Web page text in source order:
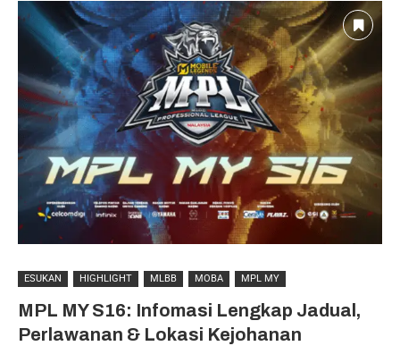
ESUKAN HIGHLIGHT MLBB MOBA MPL MY
MPL MY S16: Infomasi Lengkap Jadual,
Perlawanan & Lokasi Kejohanan